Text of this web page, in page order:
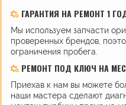
ГАРАНТИЯ НА РЕМОНТ 1
Мы используем запчасти
проверенных брендов,
ограничения пробега.
РЕМОНТ ПОД КЛЮЧ НА
Приехав к нам вы можете
наши мастера сделают